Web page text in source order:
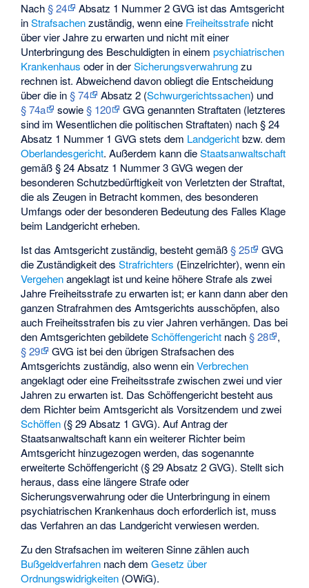
Nach§ 24
Absatz 1 Nummer 2 GVG ist das Amtsgericht
inStrafsachenzuständig, wenn eine Freiheitsstrafe nicht
über vier Jahre zu erwarten und nicht mit einer
Unterbringung des Beschuldigten in einempsychiatrischen
Krankenhaus oder in derSicherungsverwahrungzu
rechnen ist. Abweichend davon obliegt die Entscheidung
über die in§ 74 Absatz 2 (Schwurgerichtssachen) und
§ 74a
sowie§ 120
GVG genannten Straftaten (letzteres
sind im Wesentlichen die politischen Straftaten) nach § 24
Absatz 1 Nummer 1 GVG stets dem Landgerichtbzw. dem
Oberlandesgericht. Außerdem kann dieStaatsanwaltschaft
gemäß § 24 Absatz 1 Nummer 3 GVG wegen der
besonderen Schutzbedürftigkeit von Verletzten der Straftat,
die als Zeugen in Betracht kommen, des besonderen
Umfangs oder der besonderen Bedeutung des Falles Klage
beim Landgericht erheben.
Ist das Amtsgericht zuständig, besteht gemäß§ 25
GVG
die Zuständigkeit desStrafrichters (Einzelrichter), wenn ein
Vergehenangeklagt ist und keine höhere Strafe als zwei
Jahre Freiheitsstrafe zu erwarten ist; er kann dann aber den
ganzen Strafrahmen des Amtsgerichts ausschöpfen, also
auch Freiheitsstrafen bis zu vier Jahren verhängen. Das bei
den Amtsgerichten gebildeteSchöffengericht nach§ 28
,
§ 29
GVG ist bei den übrigen Strafsachen des
Amtsgerichts zuständig, also wenn einVerbrechen
angeklagt oder eine Freiheitsstrafe zwischen zwei und vier
Jahren zu erwarten ist. Das Schöffengericht besteht aus
dem Richter beim Amtsgericht als Vorsitzendem und zwei
Schöffen (§ 29 Absatz 1 GVG). Auf Antrag der
Staatsanwaltschaft kann ein weiterer Richter beim
Amtsgericht hinzugezogen werden, das sogenannte
erweiterte Schöffengericht (§ 29 Absatz 2 GVG). Stellt sich
heraus, dass eine längere Strafe oder
Sicherungsverwahrung oder die Unterbringung in einem
psychiatrischen Krankenhaus doch erforderlich ist, muss
das Verfahren an das Landgericht verwiesen werden.
Zu den Strafsachen im weiteren Sinne zählen auch
Bußgeldverfahren nach demGesetz über
Ordnungswidrigkeiten (OWiG).